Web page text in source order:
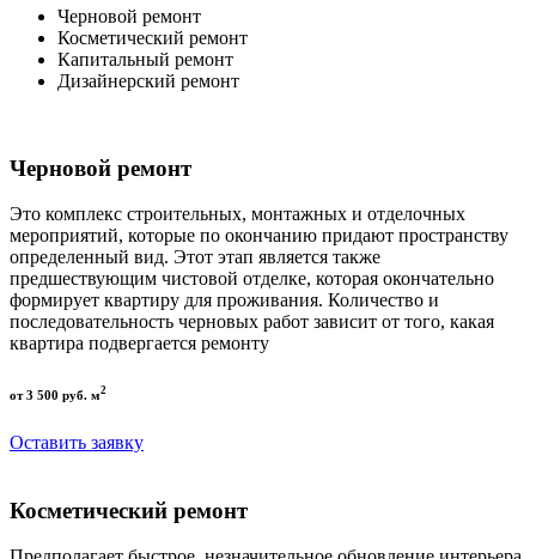
Черновой ремонт
Косметический ремонт
Капитальный ремонт
Дизайнерский ремонт
Черновой ремонт
Это комплекс строительных, монтажных и отделочных
мероприятий, которые по окончанию придают пространству
определенный вид. Этот этап является также
предшествующим чистовой отделке, которая окончательно
формирует квартиру для проживания. Количество и
последовательность черновых работ зависит от того, какая
квартира подвергается ремонту
от 3 500 руб. м2
Оставить заявку
Косметический ремонт